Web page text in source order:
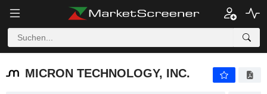
MICRON TECHNOLOGY, INC.
MICRON TECHNOLOGY, INC.